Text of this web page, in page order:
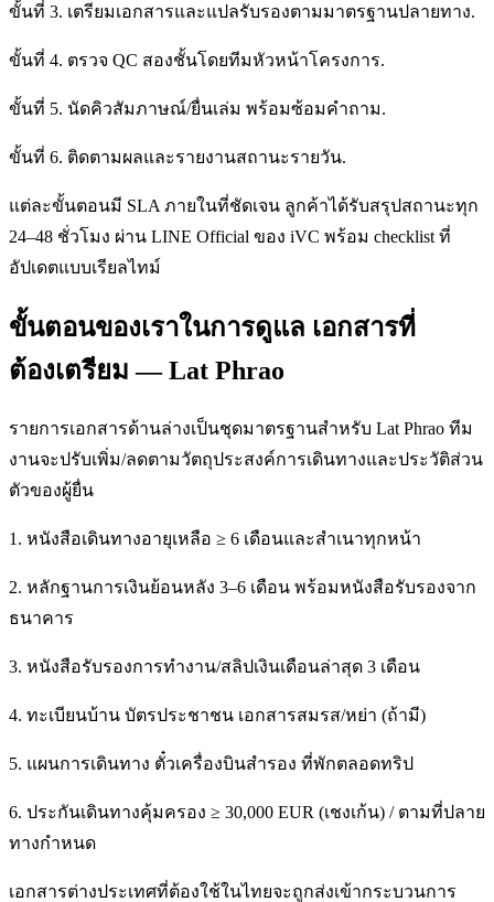
ขั้นที่ 3. เตรียมเอกสารและแปลรับรองตามมาตรฐานปลายทาง.
ขั้นที่ 4. ตรวจ QC สองชั้นโดยทีมหัวหน้าโครงการ.
ขั้นที่ 5. นัดคิวสัมภาษณ์/ยื่นเล่ม พร้อมซ้อมคำถาม.
ขั้นที่ 6. ติดตามผลและรายงานสถานะรายวัน.
แต่ละขั้นตอนมี SLA ภายในที่ชัดเจน ลูกค้าได้รับสรุปสถานะทุก
24–48 ชั่วโมง ผ่าน LINE Official ของ iVC พร้อม checklist ที่
อัปเดตแบบเรียลไทม์
ขั้นตอนของเราในการดูแล เอกสารที่
ต้องเตรียม — Lat Phrao
รายการเอกสารด้านล่างเป็นชุดมาตรฐานสำหรับ Lat Phrao ทีม
งานจะปรับเพิ่ม/ลดตามวัตถุประสงค์การเดินทางและประวัติส่วน
ตัวของผู้ยื่น
1. หนังสือเดินทางอายุเหลือ ≥ 6 เดือนและสำเนาทุกหน้า
2. หลักฐานการเงินย้อนหลัง 3–6 เดือน พร้อมหนังสือรับรองจาก
ธนาคาร
3. หนังสือรับรองการทำงาน/สลิปเงินเดือนล่าสุด 3 เดือน
4. ทะเบียนบ้าน บัตรประชาชน เอกสารสมรส/หย่า (ถ้ามี)
5. แผนการเดินทาง ตั๋วเครื่องบินสำรอง ที่พักตลอดทริป
6. ประกันเดินทางคุ้มครอง ≥ 30,000 EUR (เชงเก้น) / ตามที่ปลาย
ทางกำหนด
เอกสารต่างประเทศที่ต้องใช้ในไทยจะถูกส่งเข้ากระบวนการ